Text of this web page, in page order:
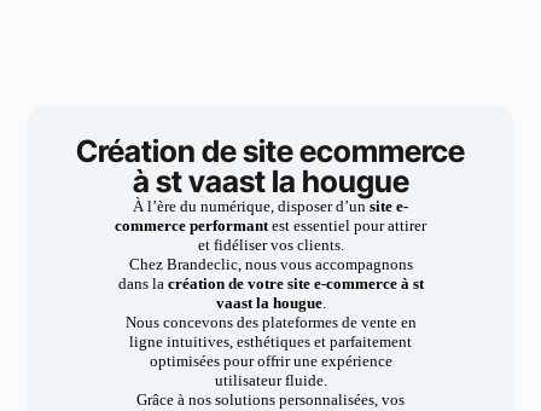
Création de site ecommerce
à st vaast la hougue
À l’ère du numérique, disposer d’un site e-
commerce performantest essentiel pour attirer
et fidéliser vos clients.
Chez Brandeclic, nous vous accompagnons
dans la création de votre site e-commerce à st
vaast la hougue.
Nous concevons des plateformes de vente en
ligne intuitives, esthétiques et parfaitement
optimisées pour offrir une expérience
utilisateur fluide.
Grâce à nos solutions personnalisées, vos